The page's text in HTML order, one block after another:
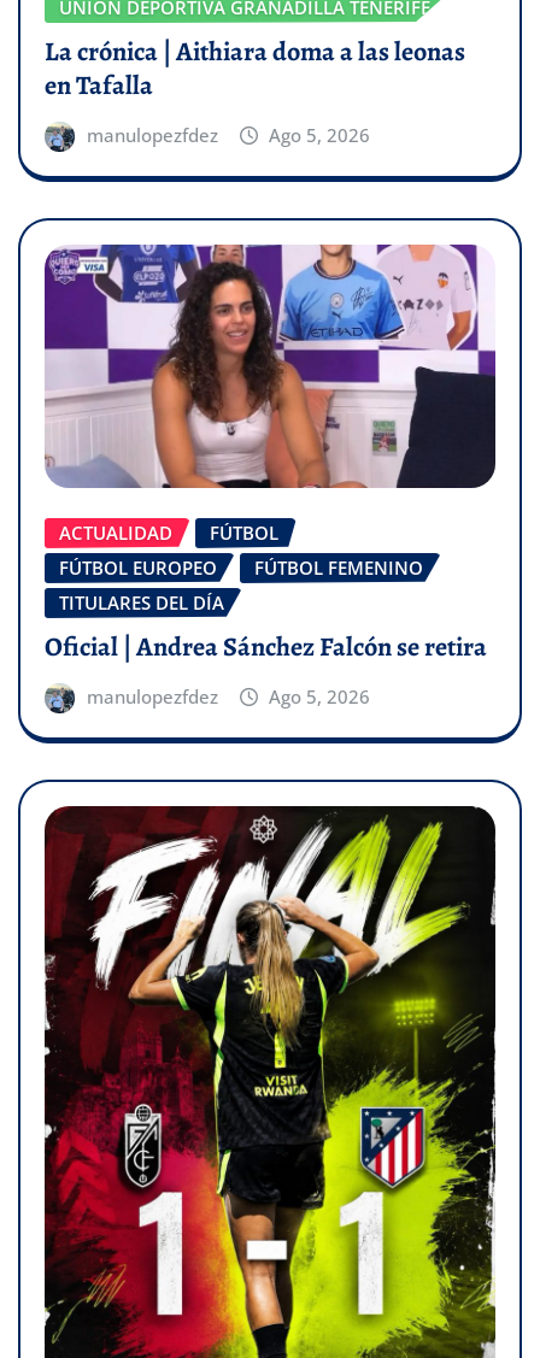
UNIÓN DEPORTIVA GRANADILLA TENERIFE
La crónica | Aithiara doma a las leonas
en Tafalla
manulopezfdez Ago 5, 2026
ACTUALIDAD
FÚTBOL
FÚTBOL EUROPEO
FÚTBOL FEMENINO
TITULARES DEL DÍA
Oficial | Andrea Sánchez Falcón se retira
manulopezfdez Ago 5, 2026